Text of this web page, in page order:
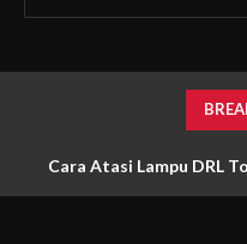
Cara Atasi Lampu DRL